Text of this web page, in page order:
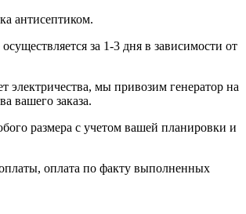
антисептиком.
за 1-3 дня в зависимости от
электричества, мы привозим генератор на
вашего заказа.
размера с учетом вашей планировки и
оплата по факту выполненных